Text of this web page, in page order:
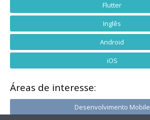
Flutter
Inglês
Android
iOS
Áreas de interesse:
Desenvolvimento Mobile